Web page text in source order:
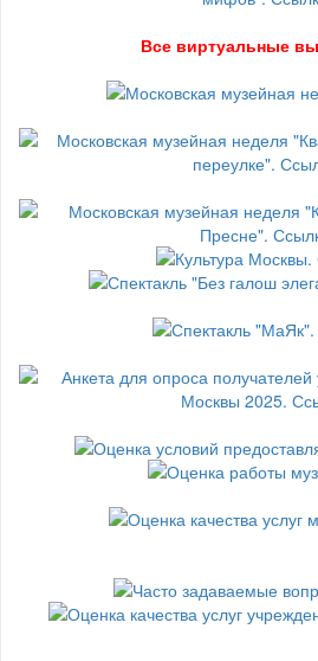
Все виртуальные